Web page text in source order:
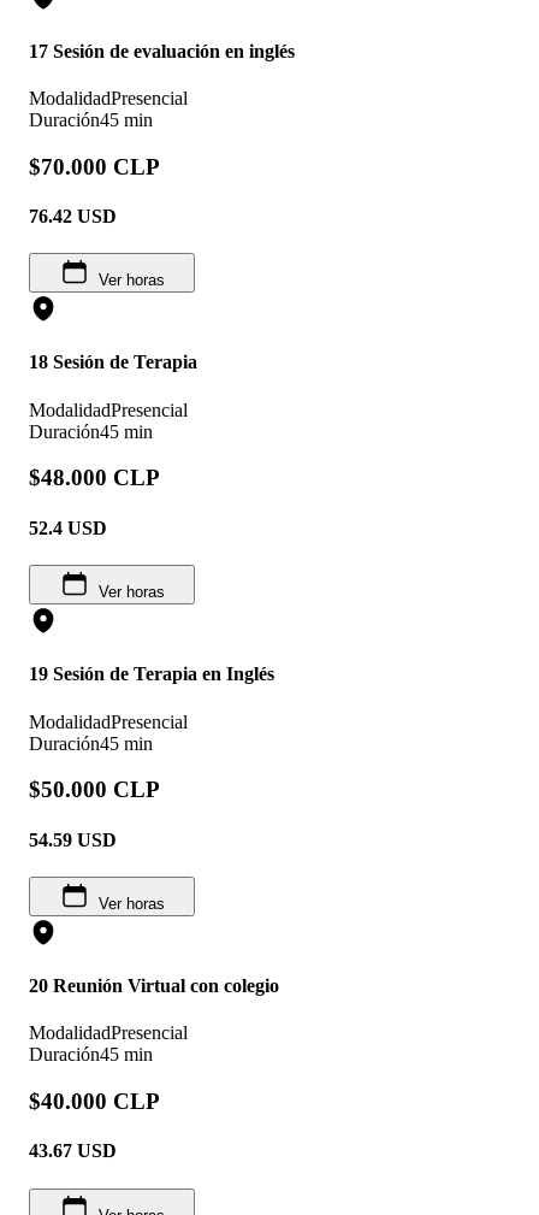
17 Sesión de evaluación en inglés
ModalidadPresencial
Duración45 min
$70.000 CLP
76.42 USD
Ver horas
18 Sesión de Terapia
ModalidadPresencial
Duración45 min
$48.000 CLP
52.4 USD
Ver horas
19 Sesión de Terapia en Inglés
ModalidadPresencial
Duración45 min
$50.000 CLP
54.59 USD
Ver horas
20 Reunión Virtual con colegio
ModalidadPresencial
Duración45 min
$40.000 CLP
43.67 USD